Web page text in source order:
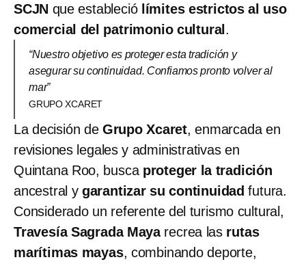
SCJN que estableció límites estrictos al uso
comercial del patrimonio cultural .
“Nuestro objetivo es proteger esta tradición y
asegurar su continuidad. Confiamos pronto volver al
mar”
GRUPO XCARET
La decisión de Grupo Xcaret, enmarcada en
revisiones legales y administrativas en
Quintana Roo, busca proteger la tradición
ancestral y garantizar su continuidad futura.
Considerado un referente del turismo cultural,
Travesía Sagrada Mayarecrea las rutas
marítimas mayas, combinando deporte,